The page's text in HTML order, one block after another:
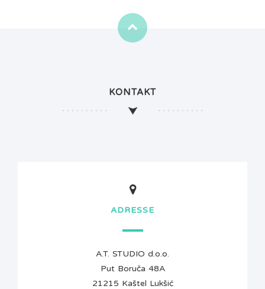
KONTAKT
ADRESSE
A.T. STUDIO d.o.o.
Put Boruča 48A
21215 Kaštel Lukšić